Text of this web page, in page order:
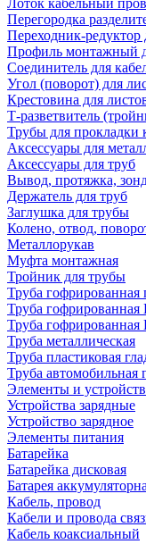
Лоток кабельный
Перегородка
Переходник-редуктор
Профиль монтажный
Соединитель для
Угол (поворот) для
Крестовина для
Т-разветвитель
Трубы для прокладки
Аксессуары для
Аксессуары для труб
Вывод, протяжка,
Держатель для труб
Заглушка для трубы
Колено, отвод,
Металлорукав
Муфта монтажная
Тройник для трубы
Труба гофрированная
Труба
Труба
Труба металлическая
Труба пластиковая
Труба автомобильная
Элементы и
Устройства зарядные
Устройство зарядное
Элементы питания
Батарейка
Батарейка дисковая
Батарея
Кабель, провод
Кабели и провода
Кабель коаксиальный